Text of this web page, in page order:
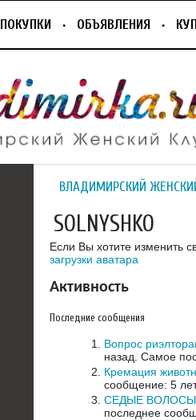
ПОКУПКИ ОБЪЯВЛЕНИЯ
ВЛАДИМИРСКИЙ
SOLNYSHKO
Если Вы хотите изменить
загрузки аватара
Активность
Последние сообщения
Вопрос
назад. Самое
Кремация
сообщение: 5
СЕДЫЕ
последнее